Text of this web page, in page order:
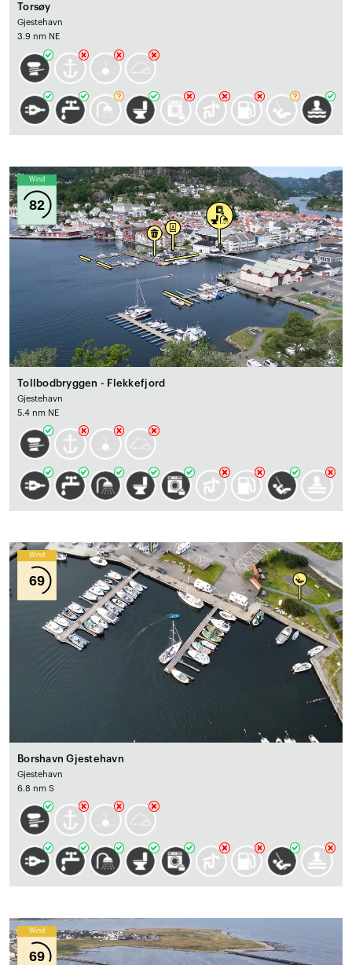
Torsøy
Gjestehavn
3.9 nm NE
Wind
82
Tollbodbryggen - Flekkefjord
Gjestehavn
5.4 nm NE
Wind
69
Borshavn Gjestehavn
Gjestehavn
6.8 nm S
Wind
69